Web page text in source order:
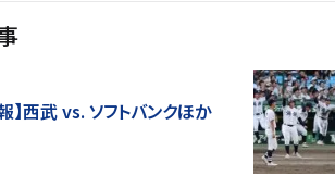
】西武 vs. ソフトバンクほか